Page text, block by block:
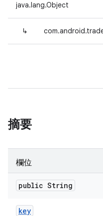
java.lang.Object
↳
摘要
欄位
public String
key